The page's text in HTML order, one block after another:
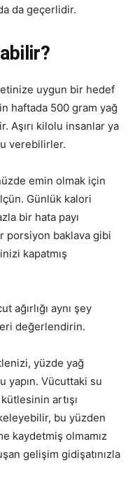
da geçerlidir.
uygun bir hedef
haftada 500 gram yağ
Aşırı kilolu insanlar ya
verebilirler.
emin olmak için
Günlük kalori
bir hata payı
porsiyon baklava gibi
kapatmış
ağırlığı aynı şey
değerlendirin.
yüzde yağ
yapın. Vücuttaki su
artışı
bu yüzden
kaydetmiş olmamız
gelişim gidişatınızla